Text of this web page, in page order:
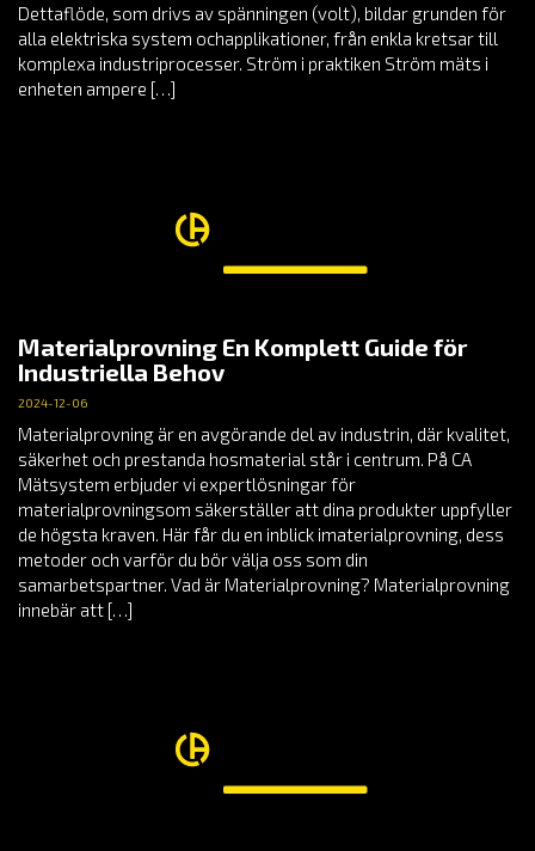
Dettaflöde, som drivs av spänningen (volt), bildar grunden för
alla elektriska system ochapplikationer, från enkla kretsar till
komplexa industriprocesser. Ström i praktiken Ström mäts i
enheten ampere […]
Materialprovning En Komplett Guide för
Industriella Behov
2024-12-06
Materialprovning är en avgörande del av industrin, där kvalitet,
säkerhet och prestanda hosmaterial står i centrum. På CA
Mätsystem erbjuder vi expertlösningar för
materialprovningsom säkerställer att dina produkter uppfyller
de högsta kraven. Här får du en inblick imaterialprovning, dess
metoder och varför du bör välja oss som din
samarbetspartner. Vad är Materialprovning? Materialprovning
innebär att […]